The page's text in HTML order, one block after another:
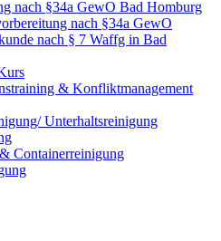
nach §34a GewO Bad Homburg
nach §34a GewO
nach § 7 Waffg in Bad
& Konfliktmanagement
Unterhaltsreinigung
Containerreinigung